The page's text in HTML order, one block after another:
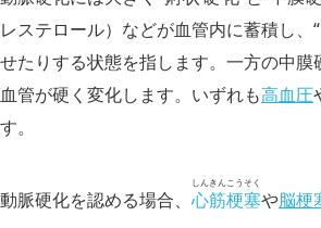
レステロール）などが血管内に蓄積し
せたりする状態を指します。一方の中
血管が硬く変化します。いずれも高血圧
す。
動脈硬化を認める場合、 心筋梗塞
しんきんこうそく
や脳梗